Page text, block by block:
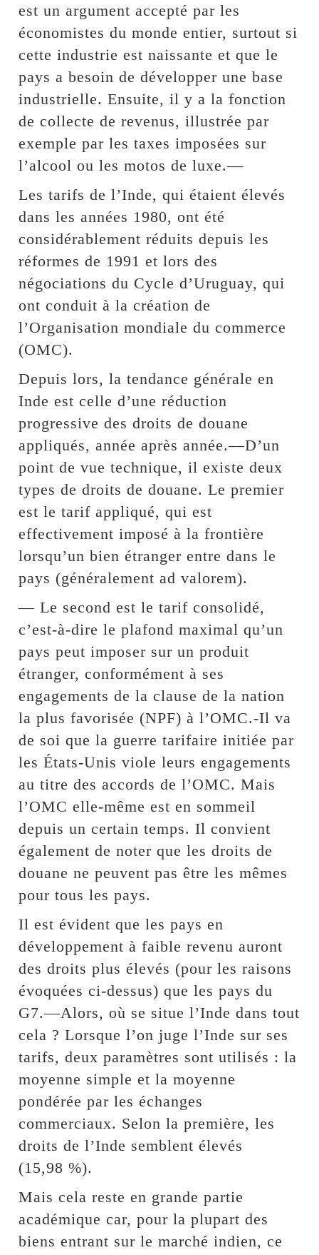
est un argument accepté par les
économistes du monde entier, surtout si
cette industrie est naissante et que le
pays a besoin de développer une base
industrielle. Ensuite, il y a la fonction
de collecte de revenus, illustrée par
exemple par les taxes imposées sur
l’alcool ou les motos de luxe.—
Les tarifs de l’Inde, qui étaient élevés
dans les années 1980, ont été
considérablement réduits depuis les
réformes de 1991 et lors des
négociations du Cycle d’Uruguay, qui
ont conduit à la création de
l’Organisation mondiale du commerce
(OMC).
Depuis lors, la tendance générale en
Inde est celle d’une réduction
progressive des droits de douane
appliqués, année après année.—D’un
point de vue technique, il existe deux
types de droits de douane. Le premier
est le tarif appliqué, qui est
effectivement imposé à la frontière
lorsqu’un bien étranger entre dans le
pays (généralement ad valorem).
— Le second est le tarif consolidé,
c’est-à-dire le plafond maximal qu’un
pays peut imposer sur un produit
étranger, conformément à ses
engagements de la clause de la nation
la plus favorisée (NPF) à l’OMC.-Il va
de soi que la guerre tarifaire initiée par
les États-Unis viole leurs engagements
au titre des accords de l’OMC. Mais
l’OMC elle-même est en sommeil
depuis un certain temps. Il convient
également de noter que les droits de
douane ne peuvent pas être les mêmes
pour tous les pays.
Il est évident que les pays en
développement à faible revenu auront
des droits plus élevés (pour les raisons
évoquées ci-dessus) que les pays du
G7.—Alors, où se situe l’Inde dans tout
cela ? Lorsque l’on juge l’Inde sur ses
tarifs, deux paramètres sont utilisés : la
moyenne simple et la moyenne
pondérée par les échanges
commerciaux. Selon la première, les
droits de l’Inde semblent élevés
(15,98 %).
Mais cela reste en grande partie
académique car, pour la plupart des
biens entrant sur le marché indien, ce